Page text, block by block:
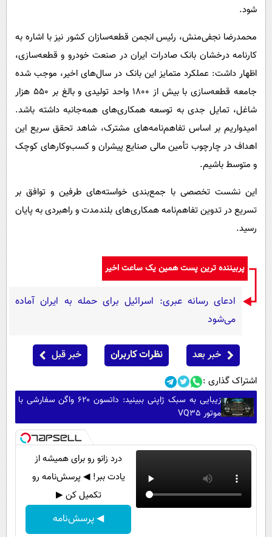
شود.
محمدرضا نجفی‌منش، رئیس انجمن قطعه‌سازان کشور نیز با اشاره به
کارنامه درخشان بانک صادرات ایران در صنعت خودرو و قطعه‌سازی،
اظهار داشت: عملکرد متمایز این بانک در سال‌های اخیر، موجب شده
جامعه قطعه‌سازی با بیش از ۱۸۰۰ واحد تولیدی و بالغ بر ۵۵۰ هزار
شاغل، تمایل جدی به توسعه همکاری‌های همه‌جانبه داشته باشد.
امیدواریم بر اساس تفاهم‌نامه‌های مشترک، شاهد تحقق سریع این
اهداف در چارچوب تأمین مالی صنایع پیشران و کسب‌وکارهای کوچک
و متوسط باشیم.
این نشست تخصصی با جمع‌بندی خواسته‌های طرفین و توافق بر
تسریع در تدوین تفاهم‌نامه همکاری‌های بلندمدت و راهبردی به پایان
رسید.
پربیننده ترین پست همین یک ساعت اخیر
ادعای رسانه عبری: اسرائیل برای حمله به ایران آماده
می‌شود
خبر بعد نظرات کاربران خبر قبل
اشتراک گذاری :
زیبایی به سبک ژاپنی ببینید: داتسون ۶۲۰ واگن سفارشی با
موتور VQ35
درد زانو رو برای همیشه از
یادت ببر! ◀ پرسش‌نامه رو
تکمیل کن ▶
◀ پرسش‌نامه